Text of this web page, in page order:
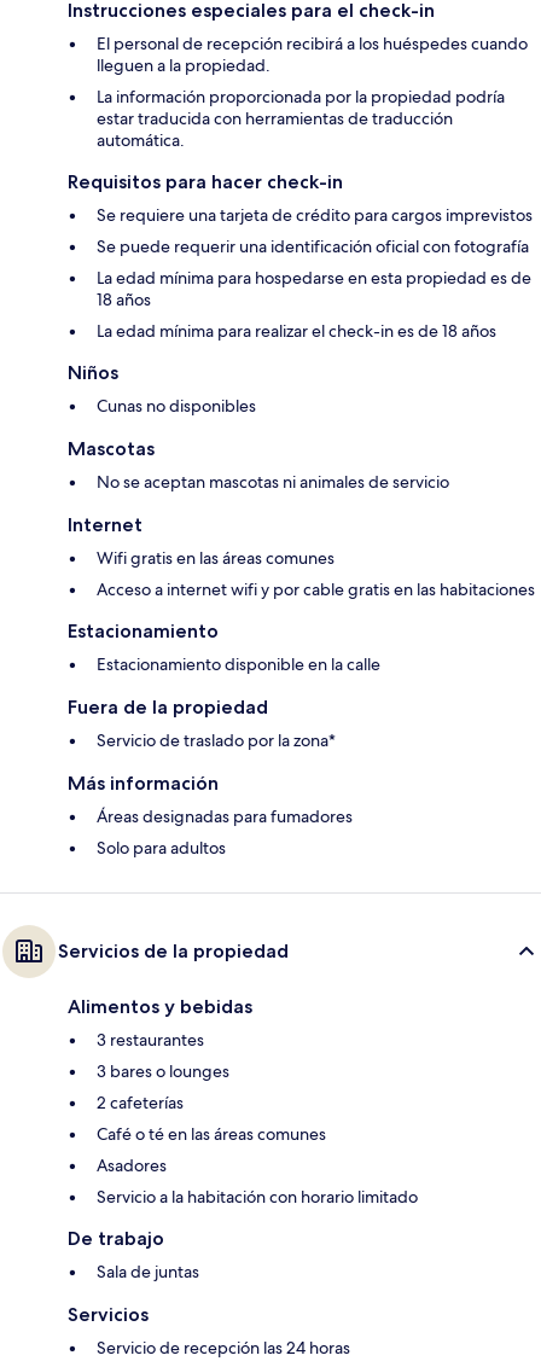
Instrucciones especiales para el check-in
El personal de recepción recibirá a los huéspedes cuando
lleguen a la propiedad.
La información proporcionada por la propiedad podría
estar traducida con herramientas de traducción
automática.
Requisitos para hacer check-in
Se requiere una tarjeta de crédito para cargos imprevistos
Se puede requerir una identificación oficial con fotografía
La edad mínima para hospedarse en esta propiedad es de
18 años
La edad mínima para realizar el check-in es de 18 años
Niños
Cunas no disponibles
Mascotas
No se aceptan mascotas ni animales de servicio
Internet
Wifi gratis en las áreas comunes
Acceso a internet wifi y por cable gratis en las habitaciones
Estacionamiento
Estacionamiento disponible en la calle
Fuera de la propiedad
Servicio de traslado por la zona*
Más información
Áreas designadas para fumadores
Solo para adultos
Servicios de la propiedad
Alimentos y bebidas
3 restaurantes
3 bares o lounges
2 cafeterías
Café o té en las áreas comunes
Asadores
Servicio a la habitación con horario limitado
De trabajo
Sala de juntas
Servicios
Servicio de recepción las 24 horas